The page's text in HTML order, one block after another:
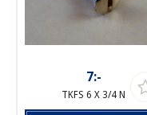
7:-
TKFS 6 X 3/4 N